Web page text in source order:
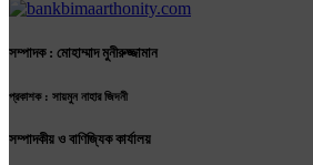
সম্পাদক : মোহাম্মাদ মুনীরুজ্জামান
প্রকাশক : সায়মুন নাহার জিদনী
সম্পাদকীয় ও বাণিজ্যিক কার্যালয়